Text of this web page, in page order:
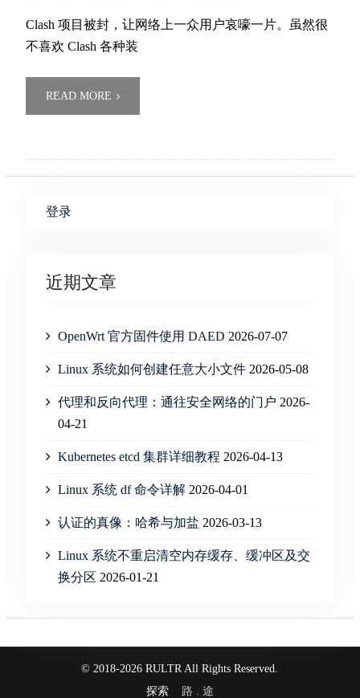
Clash 项目被封，让网络上一众用户哀嚎一片。虽然很
不喜欢 Clash 各种装
READ MORE
登录
近期文章
OpenWrt 官方固件使用 DAED 2026-07-07
Linux 系统如何创建任意大小文件 2026-05-08
代理和反向代理：通往安全网络的门户 2026-
04-21
Kubernetes etcd 集群详细教程 2026-04-13
Linux 系统 df 命令详解 2026-04-01
认证的真像：哈希与加盐 2026-03-13
Linux 系统不重启清空内存缓存、缓冲区及交
换分区 2026-01-21
© 2018-2026 RULTR All Rights Reserved.
探索 路 . 途